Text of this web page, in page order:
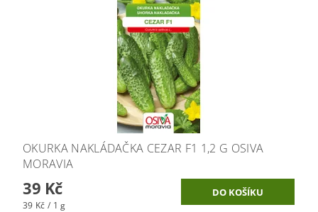
OKURKA NAKLÁDAČKA CEZAR F1 1,2 G OSIVA
MORAVIA
39 Kč
39 Kč / 1 g